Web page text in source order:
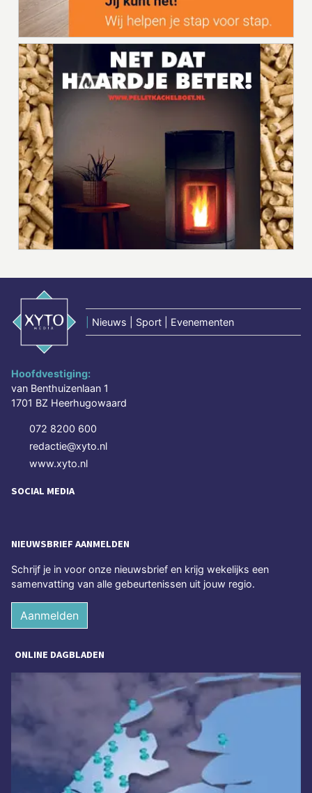
Nieuws | Sport | Evenementen
Hoofdvestiging:
van Benthuizenlaan 1
1701 BZ Heerhugowaard
072 8200 600
redactie@xyto.nl
www.xyto.nl
SOCIAL MEDIA
NIEUWSBRIEF AANMELDEN
Schrijf je in voor onze nieuwsbrief en krijg wekelijks een
samenvatting van alle gebeurtenissen uit jouw regio.
Aanmelden
ONLINE DAGBLADEN